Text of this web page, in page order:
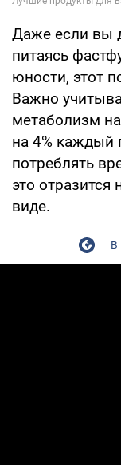
Даже если вы
питаясь
юности, этот
Важно
метаболизм
на 4% каждый
потреблять
это
виде.